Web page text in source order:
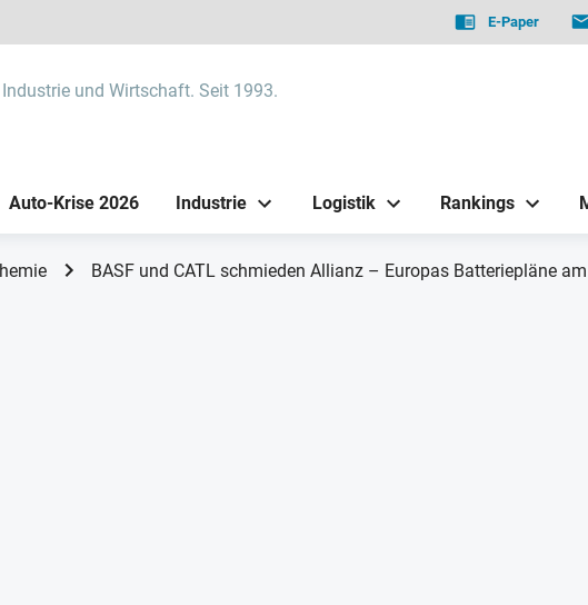
E-Paper
und Wirtschaft. Seit 1993.
Auto-Krise 2026 Industrie Logistik Rankings
BASF und CATL schmieden Allianz – Europas Batteriepläne